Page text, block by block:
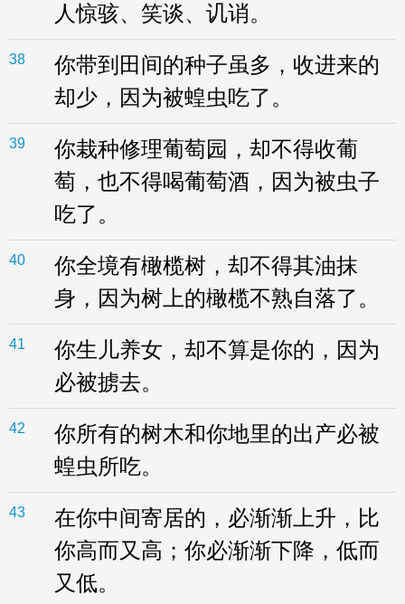
人惊骇、笑谈、讥诮。
38
你带到田间的种子虽多，收进来的
却少，因为被蝗虫吃了。
39
你栽种修理葡萄园，却不得收葡
萄，也不得喝葡萄酒，因为被虫子
吃了。
40
你全境有橄榄树，却不得其油抹
身，因为树上的橄榄不熟自落了。
41
你生儿养女，却不算是你的，因为
必被掳去。
42
你所有的树木和你地里的出产必被
蝗虫所吃。
43
在你中间寄居的，必渐渐上升，比
你高而又高；你必渐渐下降，低而
又低。